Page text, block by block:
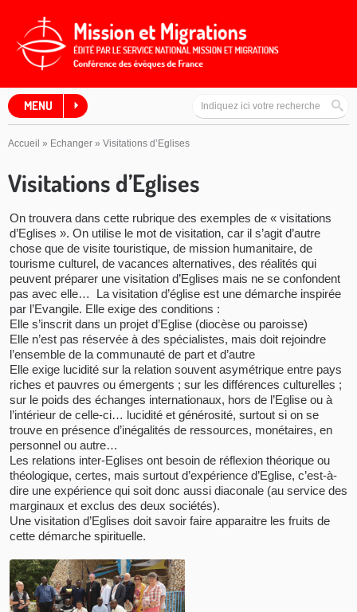
MENU
Accueil » Echanger » Visitations d’Eglises
Visitations d’Eglises
On trouvera dans cette rubrique des exemples de « visitations
d’Eglises ». On utilise le mot de visitation, car il s’agit d’autre
chose que de visite touristique, de mission humanitaire, de
tourisme culturel, de vacances alternatives, des réalités qui
peuvent préparer une visitation d’Eglises mais ne se confondent
pas avec elle… La visitation d’église est une démarche inspirée
par l’Evangile. Elle exige des conditions :
Elle s’inscrit dans un projet d’Eglise (diocèse ou paroisse)
Elle n’est pas réservée à des spécialistes, mais doit rejoindre
l’ensemble de la communauté de part et d’autre
Elle exige lucidité sur la relation souvent asymétrique entre pays
riches et pauvres ou émergents ; sur les différences culturelles ;
sur le poids des échanges internationaux, hors de l’Eglise ou à
l’intérieur de celle-ci… lucidité et générosité, surtout si on se
trouve en présence d’inégalités de ressources, monétaires, en
personnel ou autre…
Les relations inter-Eglises ont besoin de réflexion théorique ou
théologique, certes, mais surtout d’expérience d’Eglise, c’est-à-
dire une expérience qui soit donc aussi diaconale (au service des
marginaux et exclus des deux sociétés).
Une visitation d’Eglises doit savoir faire apparaitre les fruits de
cette démarche spirituelle.